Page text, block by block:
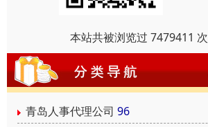
本站共被浏览过 7479411 次
青岛人事代理公司 96